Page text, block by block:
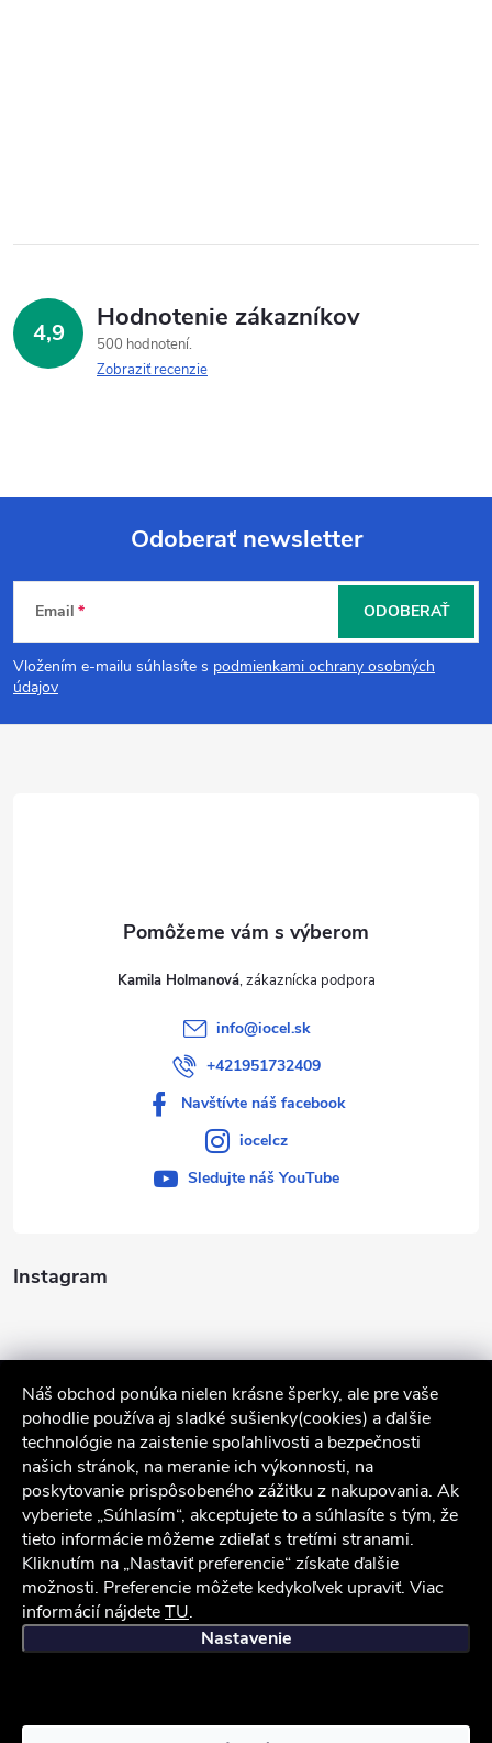
Náš obchod ponúka nielen krásne šperky, ale pre vaše
pohodlie používa aj sladké sušienky(cookies) a ďalšie
technológie na zaistenie spoľahlivosti a bezpečnosti
našich stránok, na meranie ich výkonnosti, na
poskytovanie prispôsobeného zážitku z nakupovania. Ak
vyberiete „Súhlasím“, akceptujete to a súhlasíte s tým, že
tieto informácie môžeme zdieľať s tretími stranami.
Kliknutím na „Nastaviť preferencie“ získate ďalšie
možnosti. Preferencie môžete kedykoľvek upraviť. Viac
informácií nájdeteTU.
Nastavenie
4,9 Hodnotenie zákazníkov
500 hodnotení
Zobraziť recenzie
Z
á
p
Odoberať newsletter
Email
Vložením e-mailu súhlasíte s podmienkami ochrany osobných
údajov
ODOBERAŤ
Instagram
Sledovať na Instagrame
Služby zákazníkom
Kamila Holmanová
info@iocel.sk
+421951732409
Navštívte náš facebook
iocelcz
Sledujte náš YouTube
iocel.sk Obchodné podmienky Ochrana osobných údajov